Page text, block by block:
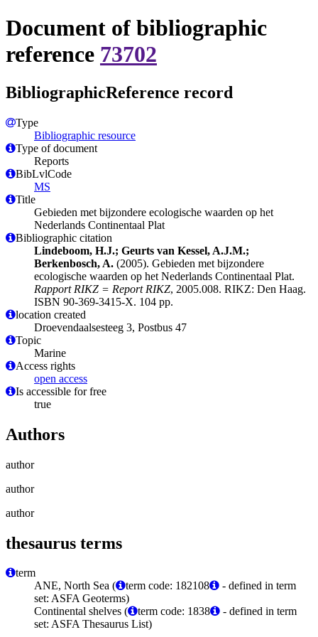
Document of bibliographic
reference 73702
BibliographicReference record
Type
Bibliographic resource
Type of document
Reports
BibLvlCode
MS
Title
Gebieden met bijzondere ecologische waarden op het
Nederlands Continentaal Plat
Bibliographic citation
Lindeboom, H.J.; Geurts van Kessel, A.J.M.;
Berkenbosch, A. (2005). Gebieden met bijzondere
ecologische waarden op het Nederlands Continentaal Plat.
Rapport RIKZ = Report RIKZ, 2005.008. RIKZ: Den Haag.
ISBN 90-369-3415-X. 104 pp.
location created
Droevendaalsesteeg 3, Postbus 47
Topic
Marine
Access rights
open access
Is accessible for free
true
Authors
author
author
author
thesaurus terms
term
ANE, North Sea (
term code: 182108
- defined in term
set: ASFA Geoterms)
Continental shelves (
term code: 1838
- defined in term
set: ASFA Thesaurus List)